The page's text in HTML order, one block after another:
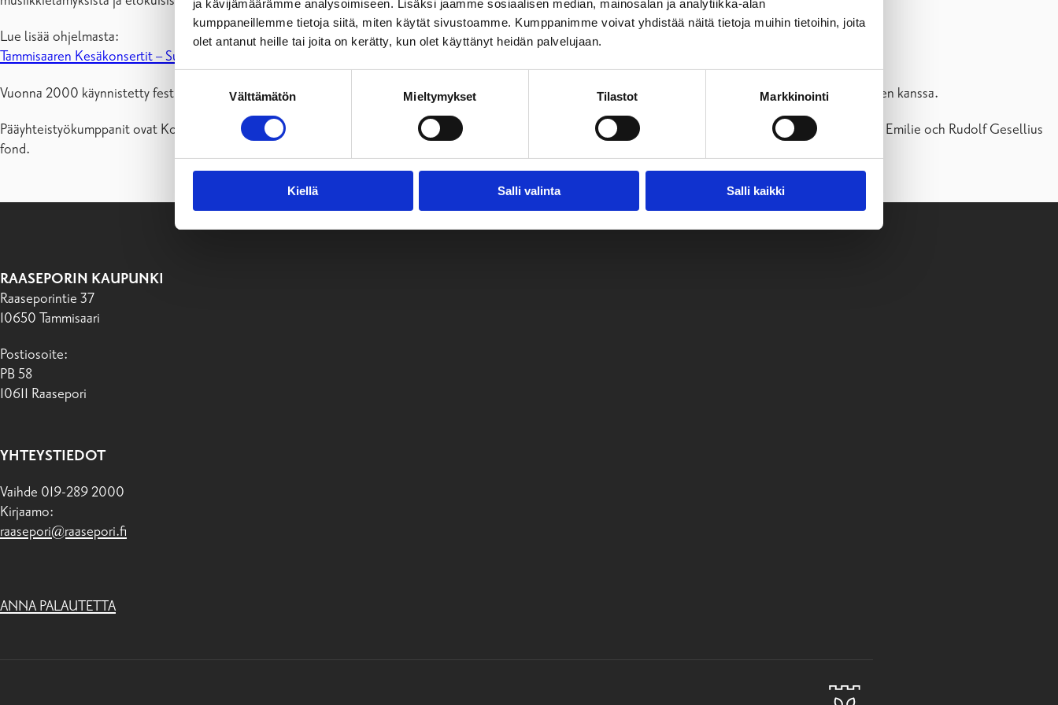
ja kävijämäärämme analysoimiseen. Lisäksi jaamme sosiaalisen median, mainosalan ja analytiikka-alan
kumppaneillemme tietoja siitä, miten käytät sivustoamme. Kumppanimme voivat yhdistää näitä tietoja muihin tietoihin, joita
olet antanut heille tai joita on kerätty, kun olet käyttänyt heidän palvelujaan.
Välttämätön Mieltymykset Tilastot Markkinointi
Kiellä Salli valinta Salli kaikki
Lue lisää ohjelmasta:
Tammisaaren Kesäkonsertit – Suomalainen Kamariorkesteri (finnchamber.fi)
Vuonna 2000 käynnistetty festivaali järjestetään yhteistyössä Raaseporin kaupungin, Tammisaaren seurakunnan ja Tammisaaren konserttien kannatusyhdistyksen kanssa.
Pääyhteistyökumppanit ovat Kone, HPP Asianajotoimisto ja Raaseporin kaupunki. Yhteistyössä myös Veho, Svenska kulturfonden, William Thurings stiftelse ja Emilie och Rudolf Gesellius
fond.
RAASEPORIN KAUPUNKI
Raaseporintie 37
10650 Tammisaari
Postiosoite:
PB 58
10611 Raasepori
YHTEYSTIEDOT
Vaihde 019-289 2000
Kirjaamo:
raasepori@raasepori.fi
ANNA PALAUTETTA